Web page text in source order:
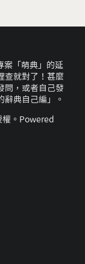
案「萌典」的延
查就對了！甚麼
問，或者自己發
典自己編」。
權。Powered